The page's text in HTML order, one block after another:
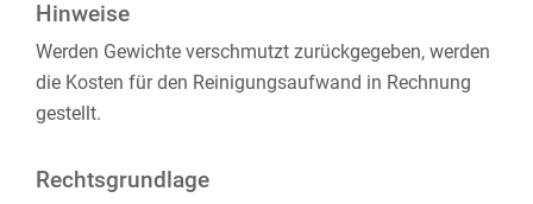
Hinweise
Werden Gewichte verschmutzt zurückgegeben, werden
die Kosten für den Reinigungsaufwand in Rechnung
gestellt.
Rechtsgrundlage